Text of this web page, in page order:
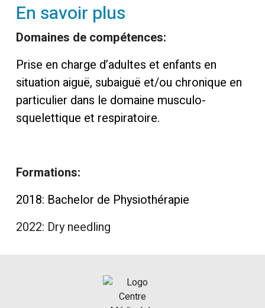
En savoir plus
Domaines de compétences:
Prise en charge d’adultes et enfants en
situation aiguë, subaiguë et/ou chronique en
particulier dans le domaine musculo-
squelettique et respiratoire.
Formations:
2018: Bachelor de Physiothérapie
2022: Dry needling